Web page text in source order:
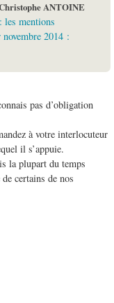
ANTOINE
les mentions
2014 :
pas d’obligation
à votre interlocuteur
il s’appuie.
la plupart du temps
certains de nos